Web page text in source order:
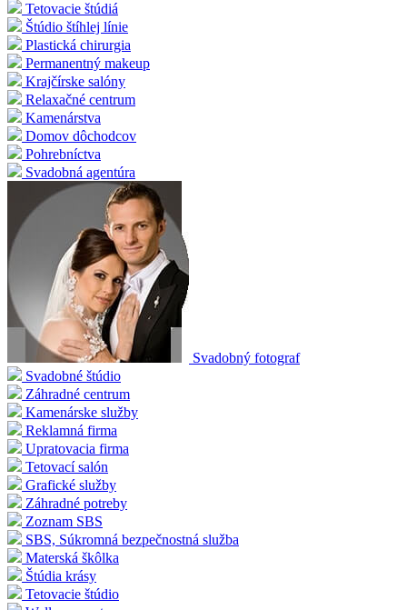
Tetovacie štúdiá
Štúdio štíhlej línie
Plastická chirurgia
Permanentný makeup
Krajčírske salóny
Relaxačné centrum
Kamenárstva
Domov dôchodcov
Pohrebníctva
Svadobná agentúra
Svadobný fotograf
Svadobné štúdio
Záhradné centrum
Kamenárske služby
Reklamná firma
Upratovacia firma
Tetovací salón
Grafické služby
Záhradné potreby
Zoznam SBS
SBS, Súkromná bezpečnostná služba
Materská škôlka
Štúdia krásy
Tetovacie štúdio